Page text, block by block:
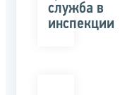
служба в
инспекции